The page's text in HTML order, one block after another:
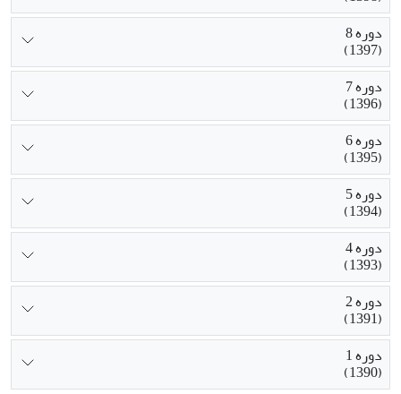
دوره 8
(1397)
دوره 7
(1396)
دوره 6
(1395)
دوره 5
(1394)
دوره 4
(1393)
دوره 2
(1391)
دوره 1
(1390)